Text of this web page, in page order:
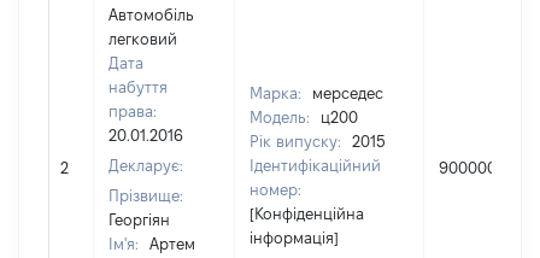
2
Автомобіль
легковий
Дата
набуття
права:
20.01.2016
Декларує:
Прізвище:
Георгіян
Ім'я:
Артем
Марка:
мерседес
Модель:
ц200
Рік випуску:
2015
Ідентифікаційний
номер:
[Конфіденційна
інформація]
900000